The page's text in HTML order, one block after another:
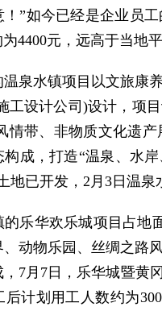
”如今已经是企业员
4400元，远高于当地平
水镇项目以文旅康养
工设计公司)设计，项
情带、非物质文化遗
成，打造“温泉、水
地已开发，2月3日温
华欢乐城项目占地面
动物乐园、丝绸之路
7月7日，乐华城暨黄
计划用工人数约为